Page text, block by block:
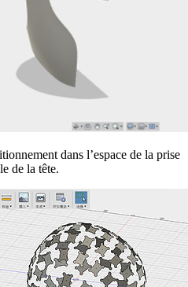
dans l’espace de la prise
de la tête.